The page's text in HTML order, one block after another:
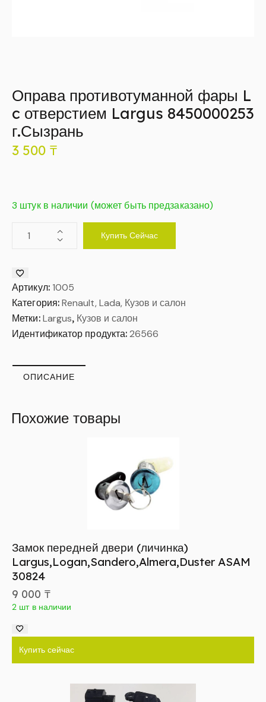
Оправа противотуманной фары L
c отверстием Largus 8450000253
г.Сызрань
3 500 ₸
3 штук в наличии (может быть предзаказано)
Купить Сейчас
Артикул: 1005
Категория:Renault, Lada, Кузов и салон
Метки: Largus, Кузов и салон
Идентификатор продукта:26566
ОПИСАНИЕ
Похожие товары
Замок передней двери (личинка)
Largus,Logan,Sandero,Almera,Duster ASAM
30824
9 000 ₸
2 шт в наличии
Купить сейчас